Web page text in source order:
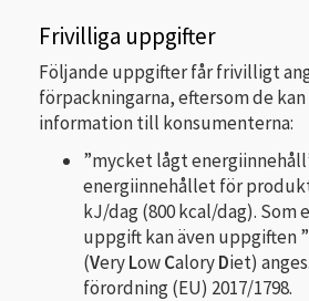
Frivilliga uppgifter
Följande uppgifter får frivilligt
förpackningarna, eftersom de
information till konsumenterna:
”mycket lågt
energiinnehållet för
kJ/dag (800 kcal/dag).
uppgift kan även uppgiften
(VeryLowCaloryDiet)
förordning (EU) 2017/1798.